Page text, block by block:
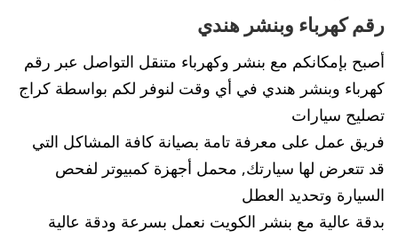
رقم كهرباء وبنشر هندي
أصبح بإمكانكم مع بنشر وكهرباء متنقل التواصل عبر رقم
كهرباء وبنشر هندي في أي وقت لنوفر لكم بواسطة كراج
تصليح سيارات
فريق عمل على معرفة تامة بصيانة كافة المشاكل التي
قد تتعرض لها سيارتك, محمل أجهزة كمبيوتر لفحص
السيارة وتحديد العطل
بدقة عالية مع بنشر الكويت نعمل بسرعة ودقة عالية